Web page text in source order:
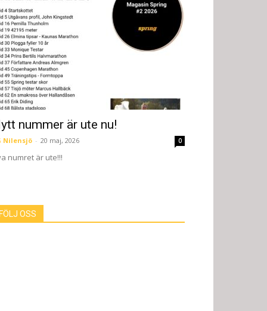
nummer är ute nu!
Nilensjö - 20 maj, 2026 0
numret är ute!!!
FÖLJ OSS